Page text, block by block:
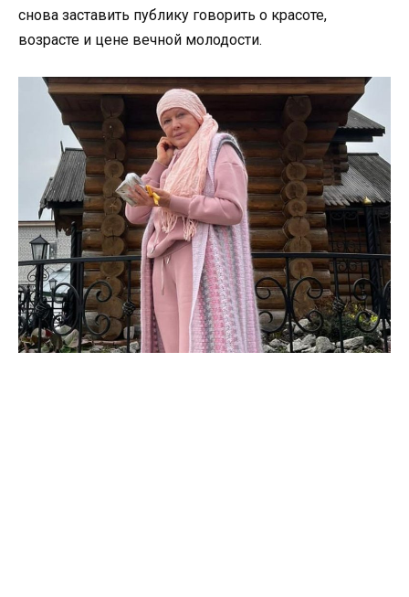
снова заставить публику говорить о красоте,
возрасте и цене вечной молодости.